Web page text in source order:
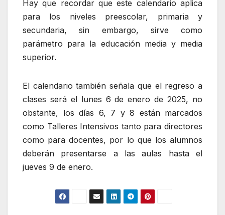
Hay que recordar que este calendario aplica
para los niveles preescolar, primaria y
secundaria, sin embargo, sirve como
parámetro para la educación media y media
superior.
El calendario también señala que el regreso a
clases será el lunes 6 de enero de 2025, no
obstante, los días 6, 7 y 8 están marcados
como Talleres Intensivos tanto para directores
como para docentes, por lo que los alumnos
deberán presentarse a las aulas hasta el
jueves 9 de enero.